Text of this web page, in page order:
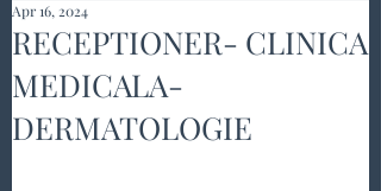
RECEPTIONER- CLINICA
MEDICALA-
DERMATOLOGIE
Apr 16, 2024